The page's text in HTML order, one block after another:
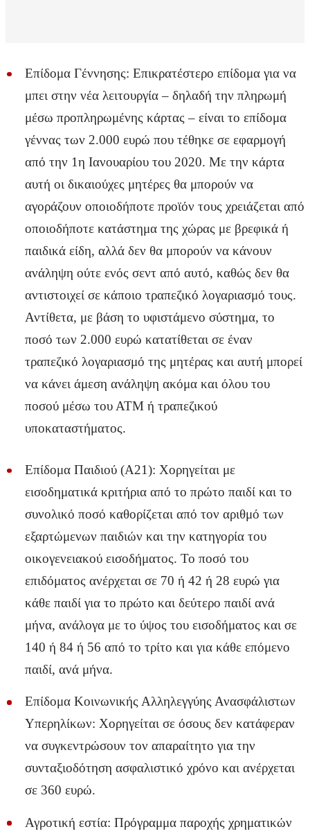
Επίδομα Γέννησης: Επικρατέστερο επίδομα για να
μπει στην νέα λειτουργία – δηλαδή την πληρωμή
μέσω προπληρωμένης κάρτας – είναι το επίδομα
γέννας των 2.000 ευρώ που τέθηκε σε εφαρμογή
από την 1η Ιανουαρίου του 2020. Με την κάρτα
αυτή οι δικαιούχες μητέρες θα μπορούν να
αγοράζουν οποιοδήποτε προϊόν τους χρειάζεται από
οποιοδήποτε κατάστημα της χώρας με βρεφικά ή
παιδικά είδη, αλλά δεν θα μπορούν να κάνουν
ανάληψη ούτε ενός σεντ από αυτό, καθώς δεν θα
αντιστοιχεί σε κάποιο τραπεζικό λογαριασμό τους.
Αντίθετα, με βάση το υφιστάμενο σύστημα, το
ποσό των 2.000 ευρώ κατατίθεται σε έναν
τραπεζικό λογαριασμό της μητέρας και αυτή μπορεί
να κάνει άμεση ανάληψη ακόμα και όλου του
ποσού μέσω του ΑΤΜ ή τραπεζικού
υποκαταστήματος.
Επίδομα Παιδιού (Α21): Χορηγείται με
εισοδηματικά κριτήρια από το πρώτο παιδί και το
συνολικό ποσό καθορίζεται από τον αριθμό των
εξαρτώμενων παιδιών και την κατηγορία του
οικογενειακού εισοδήματος. Το ποσό του
επιδόματος ανέρχεται σε 70 ή 42 ή 28 ευρώ για
κάθε παιδί για το πρώτο και δεύτερο παιδί ανά
μήνα, ανάλογα με το ύψος του εισοδήματος και σε
140 ή 84 ή 56 από το τρίτο και για κάθε επόμενο
παιδί, ανά μήνα.
Επίδομα Κοινωνικής Αλληλεγγύης Ανασφάλιστων
Υπερηλίκων: Χορηγείται σε όσους δεν κατάφεραν
να συγκεντρώσουν τον απαραίτητο για την
συνταξιοδότηση ασφαλιστικό χρόνο και ανέρχεται
σε 360 ευρώ.
Αγροτική εστία: Πρόγραμμα παροχής χρηματικών